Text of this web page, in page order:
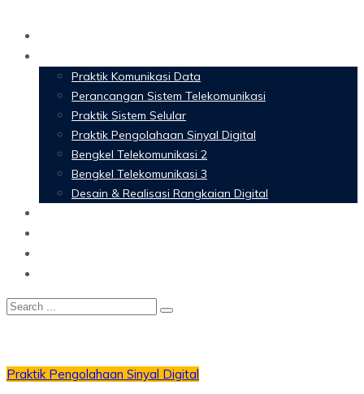
Praktik Komunikasi Data
Perancangan Sistem Telekomunikasi
Praktik Sistem Selular
Praktik Pengolahaan Sinyal Digital
Bengkel Telekomunikasi 2
Bengkel Telekomunikasi 3
Desain & Realisasi Rangkaian Digital
Praktik Pengolahaan Sinyal Digital